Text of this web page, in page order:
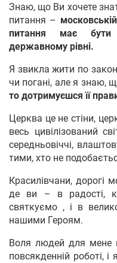
Знаю, що Ви хочете
питання –
питання має
державному рівні.
Я звикла жити по
чи погані, але я знаю,
то дотримуєшся її
Церква це не стіни,
весь цивілізований
середньовіччі,
тими, хто не
Красилівчани, дорогі
де ви – в радості,
святкуємо , і в
нашими Героям.
Воля людей для мене
повсякденній роботі,